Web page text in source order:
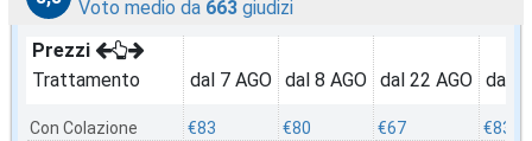
Voto medio da 663 giudizi
Prezzi
Trattamento
Con Colazione
dal 7 AGO
€83
dal 8 AGO
€80
dal 22 AGO
€67
dal
€83